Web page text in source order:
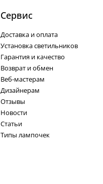
Cервис
Доставка и оплата
Установка светильников
Гарантия и качество
Возврат и обмен
Веб-мастерам
Дизайнерам
Отзывы
Новости
Статьи
Типы лампочек